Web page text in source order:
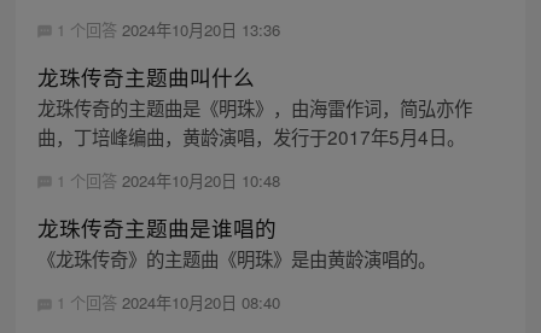
1 个回答 2024年10月20日 13:36
龙珠传奇主题曲叫什么
龙珠传奇的主题曲是《明珠》，由海雷作词，简弘亦作
曲，丁培峰编曲，黄龄演唱，发行于2017年5月4日。
1 个回答 2024年10月20日 10:48
龙珠传奇主题曲是谁唱的
《龙珠传奇》的主题曲《明珠》是由黄龄演唱的。
1 个回答 2024年10月20日 08:40